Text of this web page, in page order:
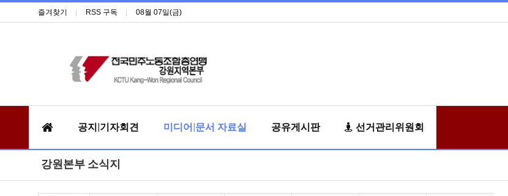
즐겨찾기 RSS 구독 08월 07일(금)
공지|기자회견 미디어|문서 자료실 공유게시판 선거관리위원회
강원본부 소식지